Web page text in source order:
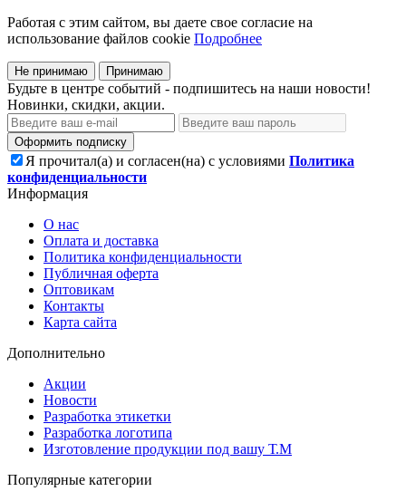
Работая с этим сайтом, вы даете свое согласие на
использование файлов cookie Подробнее
Не принимаю Принимаю
Будьте в центре событий - подпишитесь на наши новости!
Новинки, скидки, акции.
Оформить подписку
Я прочитал(а) и согласен(на) с условиями Политика
конфиденциальности
Информация
О нас
Оплата и доставка
Политика конфиденциальности
Публичная оферта
Оптовикам
Контакты
Карта сайта
Дополнительно
Акции
Новости
Разработка этикетки
Разработка логотипа
Изготовление продукции под вашу Т.М
Популярные категории